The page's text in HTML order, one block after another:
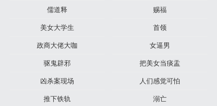
儒道释
赐福
美女大学生
首领
政商大佬大咖
女逼男
驱鬼辟邪
把美女当痰盂
凶杀案现场
人们感觉可怕
推下铁轨
溺亡